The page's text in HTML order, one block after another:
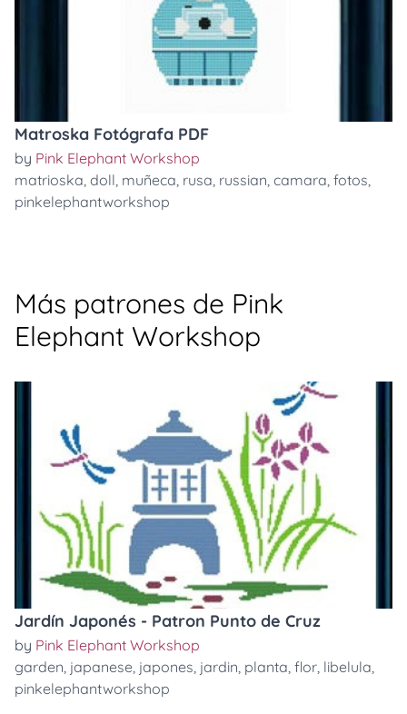
Matroska Fotógrafa PDF
by Pink Elephant Workshop
matrioska, doll, muñeca, rusa, russian, camara, fotos,
pinkelephantworkshop
Más patrones de Pink
Elephant Workshop
Jardín Japonés - Patron Punto de Cruz
by Pink Elephant Workshop
garden, japanese, japones, jardin, planta, flor, libelula,
pinkelephantworkshop